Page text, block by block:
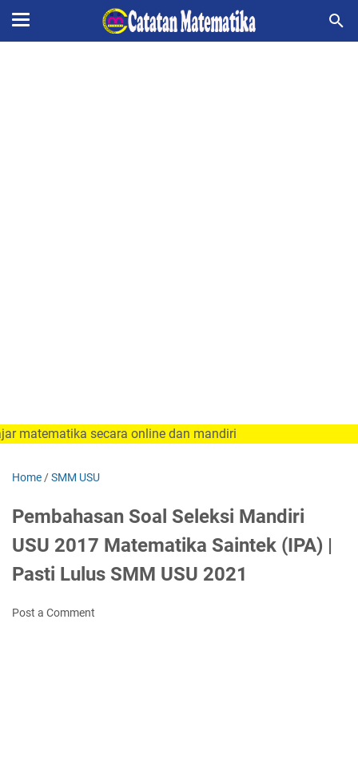
secara online dan mandiri
Home /SMM USU
Pembahasan Soal Seleksi Mandiri
USU 2017 Matematika Saintek (IPA) |
Pasti Lulus SMM USU 2021
Post a Comment